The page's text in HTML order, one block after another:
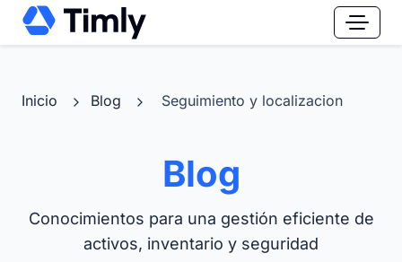
Inicio Blog Seguimiento y localizacion
Blog
Conocimientos para una gestión eficiente de
activos, inventario y seguridad